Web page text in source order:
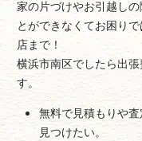
家の片づけやお引越し
とができなくてお困り
店まで！
横浜市南区でしたら出
す。
無料で見積もりや
見つけたい。